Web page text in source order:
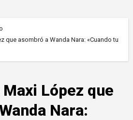
que asombró a Wanda Nara: «Cuando tu
López que
Nara: